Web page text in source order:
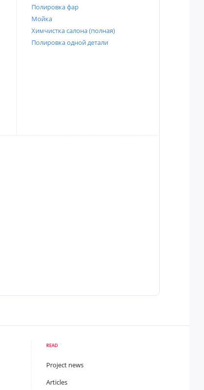
Полировка фар
Мойка
Химчистка салона (полная)
Полировка одной детали
READ
Project news
Articles